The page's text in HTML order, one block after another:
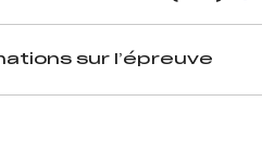
sur l’épreuve